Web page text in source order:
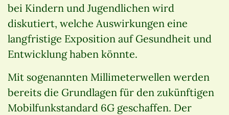
bei Kindern und Jugendlichen wird
diskutiert, welche Auswirkungen eine
langfristige Exposition auf Gesundheit und
Entwicklung haben könnte.
Mit sogenannten Millimeterwellen werden
bereits die Grundlagen für den zukünftigen
Mobilfunkstandard 6G geschaffen. Der